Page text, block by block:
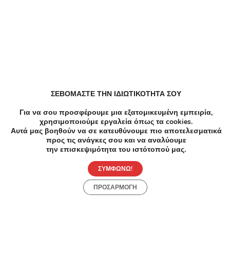
Συχνές Ερωτήσεις:
[seo_faq post_id="45511"]
ΣΕΒΟΜΑΣΤΕ ΤΗΝ ΙΔΙΩΤΙΚΟΤΗΤΑ ΣΟΥ
Για να σου προσφέρουμε μια εξατομικευμένη εμπειρία,
χρησιμοποιούμε εργαλεία όπως τα cookies.
Αυτά μας βοηθούν να σε κατευθύνουμε πιο αποτελεσματικά
προς τις ανάγκες σου και να αναλύουμε
την επισκεψιμότητα του ιστότοπού μας.
ΣΥΜΦΩΝΩ!
ΠΡΟΣΑΡΜΟΓΗ